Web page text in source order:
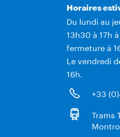
Horaires
Du lundi au
13h30 à 17h
fermeture à
Le vendredi
16h.
+33
Trams